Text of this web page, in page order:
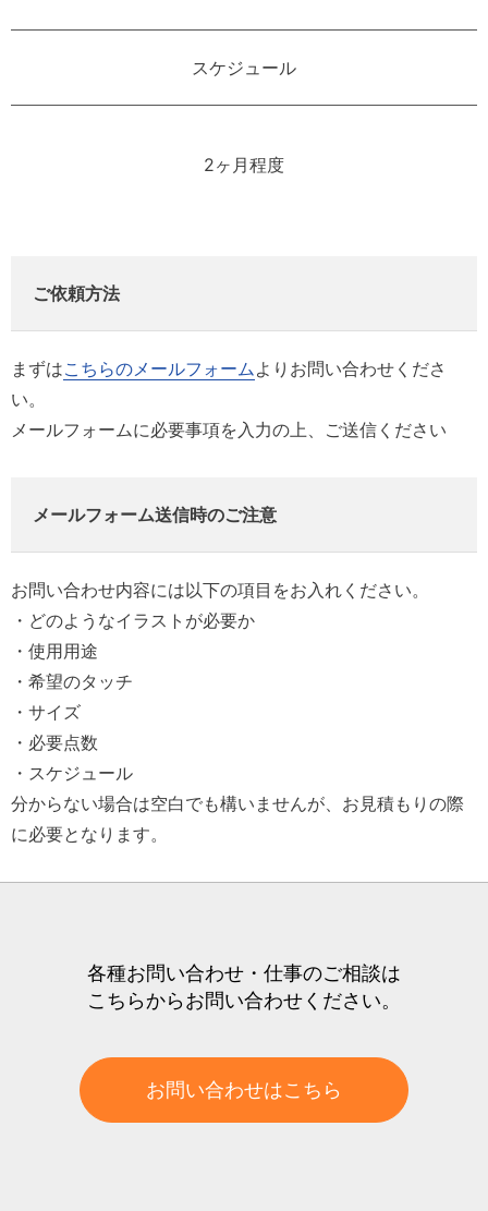
スケジュール
2ヶ月程度
ご依頼方法
まずはこちらのメールフォーム よりお問い合わせくださ
い。
メールフォームに必要事項を入力の上、ご送信ください
メールフォーム送信時のご注意
お問い合わせ内容には以下の項目をお入れください。
・どのようなイラストが必要か
・使用用途
・希望のタッチ
・サイズ
・必要点数
・スケジュール
分からない場合は空白でも構いませんが、お見積もりの際
に必要となります。
各種お問い合わせ・仕事のご相談は
こちらからお問い合わせください。
お問い合わせはこちら